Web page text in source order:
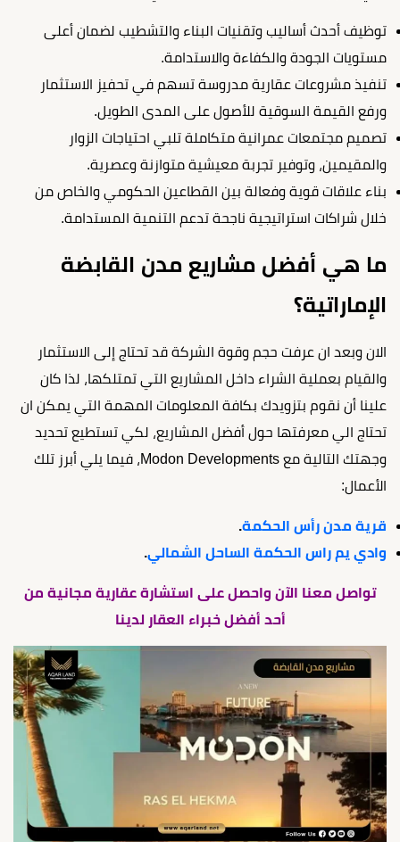
توظيف أحدث أساليب وتقنيات البناء والتشطيب لضمان أعلى
مستويات الجودة والكفاءة والاستدامة.
تنفيذ مشروعات عقارية مدروسة تسهم في تحفيز الاستثمار
ورفع القيمة السوقية للأصول على المدى الطويل.
تصميم مجتمعات عمرانية متكاملة تلبي احتياجات الزوار
والمقيمين، وتوفير تجربة معيشية متوازنة وعصرية.
بناء علاقات قوية وفعالة بين القطاعين الحكومي والخاص من
خلال شراكات استراتيجية ناجحة تدعم التنمية المستدامة.
ما هي أفضل مشاريع مدن القابضة
الإماراتية؟
الان وبعد ان عرفت حجم وقوة الشركة قد تحتاج إلى الاستثمار
والقيام بعملية الشراء داخل المشاريع التي تمتلكها، لذا كان
علينا أن نقوم بتزويدك بكافة المعلومات المهمة التي يمكن ان
تحتاج الي معرفتها حول أفضل المشاريع، لكي تستطيع تحديد
وجهتك التالية مع Modon Developments، فيما يلي أبرز تلك
الأعمال:
قرية مدن رأس الحكمة.
وادي يم راس الحكمة الساحل الشمالي.
تواصل معنا الآن واحصل على استشارة عقارية مجانية من
أحد أفضل خبراء العقار لدينا